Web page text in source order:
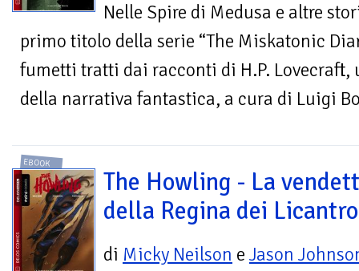
Nelle Spire di Medusa e altre
primo titolo della serie “The Miskatonic
fumetti tratti dai racconti di H.P.
della narrativa fantastica, a cura di Luigi
EBOOK
The Howling - La
della Regina dei
di Micky Neilson e Jason